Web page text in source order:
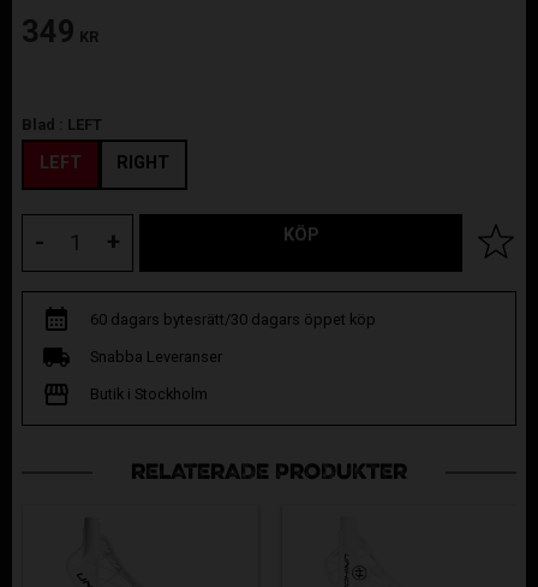
349 KR
Blad : LEFT
LEFT RIGHT
+
- KÖP Lägg
60 dagars bytesrätt/30 dagars öppet köp
Snabba Leveranser
Butik i Stockholm
RELATERADE PRODUKTER